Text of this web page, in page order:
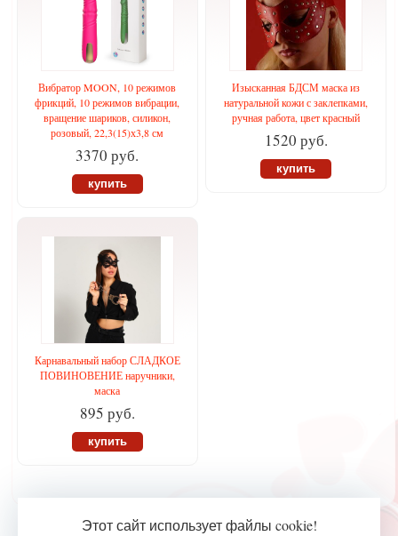
Вибратор MOON, 10 режимов
фрикций, 10 режимов вибрации,
вращение шариков, силикон,
розовый, 22,3(15)х3,8 см
3370 руб.
купить
Изысканная БДСМ маска из
натуральной кожи с заклепками,
ручная работа, цвет красный
1520 руб.
купить
Карнавальный набор СЛАДКОЕ
ПОВИНОВЕНИЕ наручники,
маска
895 руб.
купить
Этот сайт использует файлы cookie!